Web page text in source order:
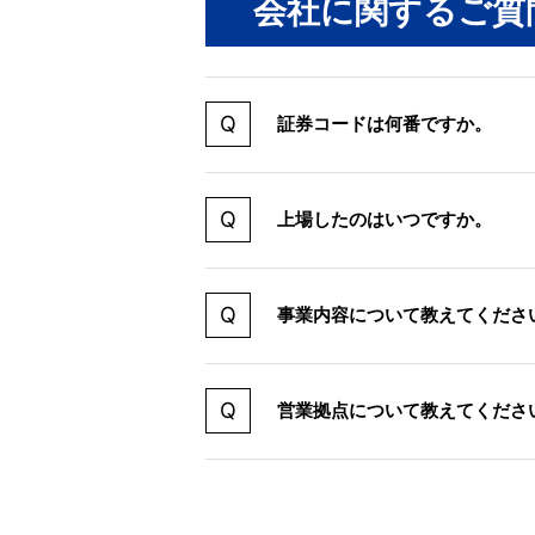
会社に関するご質
証券コードは何番ですか。
上場したのはいつですか。
事業内容について教えてくださ
営業拠点について教えてくださ